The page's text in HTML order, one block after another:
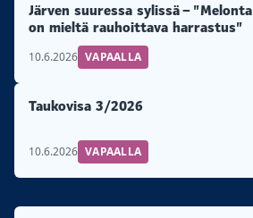
Järven suuressa sylissä – ”Melonta
on mieltä rauhoittava harrastus”
10.6.2026 VAPAALLA
Taukovisa 3/2026
10.6.2026 VAPAALLA